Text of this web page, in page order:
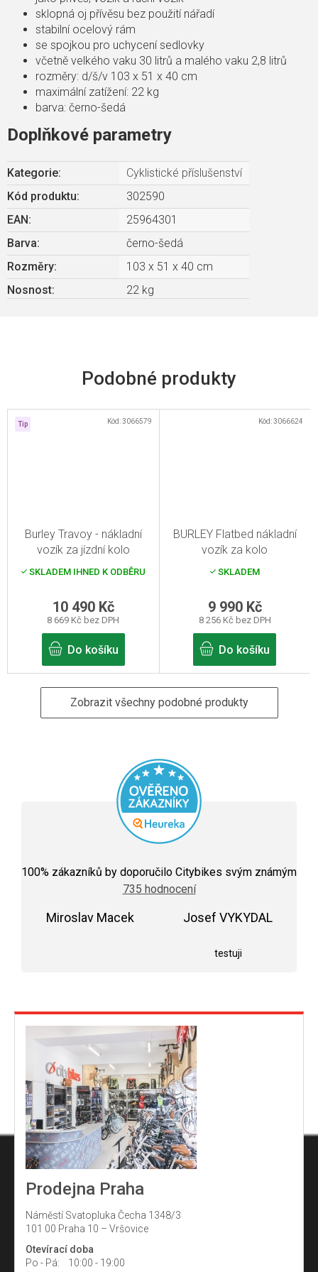
sklopná oj přívěsu bez použití nářadí
stabilní ocelový rám
se spojkou pro uchycení sedlovky
včetně velkého vaku 30 litrů a malého vaku 2,8 litrů
rozměry: d/š/v 103 x 51 x 40 cm
maximální zatížení: 22 kg
barva: černo-šedá
Doplňkové parametry
Kategorie:
Cyklistické příslušenství
Kód produktu:
302590
EAN :
25964301
Barva:
černo-šedá
Rozměry:
103 x 51 x 40 cm
Nosnost: 22 kg
Tip
Burley Travoy - nákladní
vozík za jízdní kolo
SKLADEM IHNED K ODBĚRU
8 669 Kč bez DPH
10 490 Kč
Do košíku
Kód:3066579
BURLEY Flatbed nákladní
vozík za kolo
SKLADEM
8 256 Kč bez DPH
9 990 Kč
Do košíku
Kód:3066624
Zobrazit všechny podobné produkty
hodnocení
obchodu
je
100% zákazníků by doporučilo Citybikes svým známým
735 hodnocení
Miroslav Macek Josef VYKYDAL
testuji
Prodejna Praha
Náměstí Svatopluka Čecha 1348/3
101 00 Praha 10 – Vršovice
Otevírací doba
Po - Pá:
10:00 - 19:00